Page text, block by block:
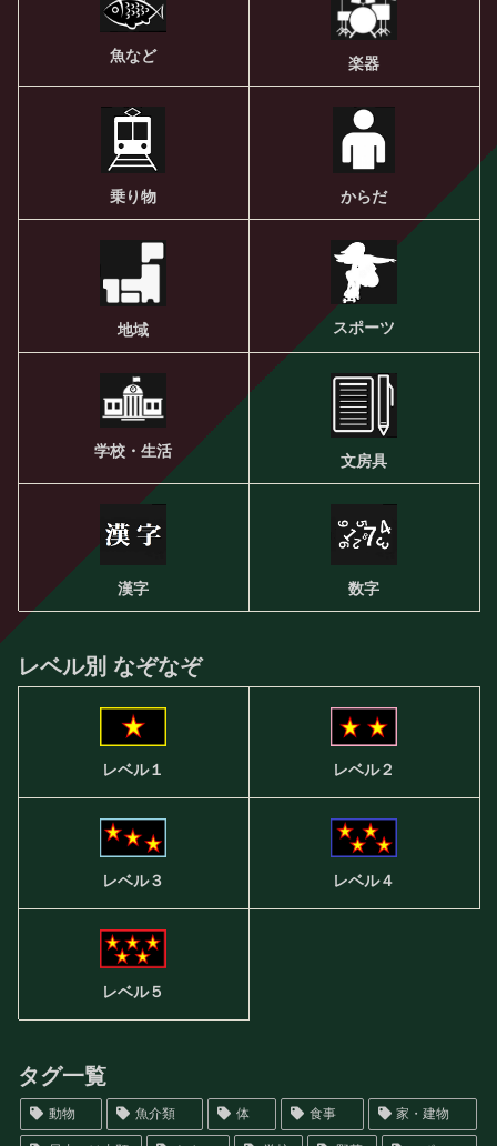
魚など 楽器
乗り物 からだ
地域 スポーツ
学校・生活
文房具
漢字 数字
レベル別 なぞなぞ
レベル１ レベル２
レベル３ レベル４
レベル５
タグ一覧
動物 魚介類 体 食事 家・建物